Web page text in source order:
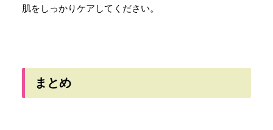
肌をしっかりケアしてください。
まとめ